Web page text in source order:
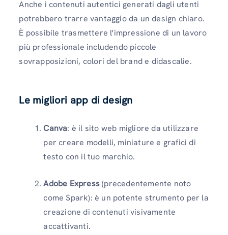
Anche i contenuti autentici generati dagli utenti
potrebbero trarre vantaggio da un design chiaro.
È possibile trasmettere l'impressione di un lavoro
più professionale includendo piccole
sovrapposizioni, colori del brand e didascalie.
Le migliori app di design
Canva: è il sito web migliore da utilizzare
per creare modelli, miniature e grafici di
testo con il tuo marchio.
Adobe Express(precedentemente noto
come Spark): è un potente strumento per la
creazione di contenuti visivamente
accattivanti.